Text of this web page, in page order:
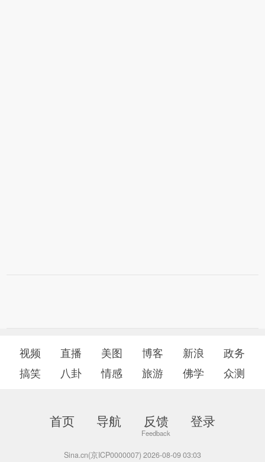
视频 直播 美图 博客 新浪
政务
搞笑
八卦 情感 旅游 佛学 众测
首页 导航 反馈 登录
Sina.cn(京ICP0000007) 2026-08-09 03:03